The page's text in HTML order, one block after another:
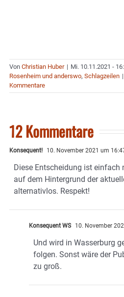
Von Christian Huber | Mi. 10.11.2021 -
Rosenheim und anderswo, Schlagzeilen |
Kommentare
12 Kommentare
Konsequent! 10. November 2021 um
Diese Entscheidung ist einfach
auf dem Hintergrund der
alternativlos. Respekt!
Konsequent WS 10. November
Und wird in Wasserburg
folgen. Sonst wäre der
zu groß.